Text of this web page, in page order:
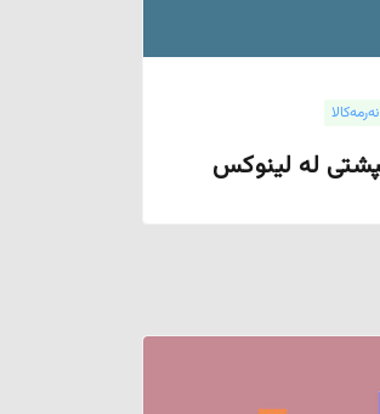
نەرمەکالا